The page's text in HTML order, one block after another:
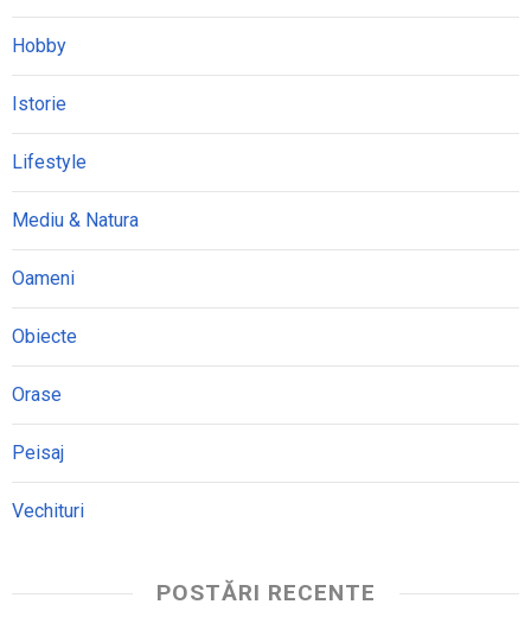
Hobby
Istorie
Lifestyle
Mediu & Natura
Oameni
Obiecte
Orase
Peisaj
Vechituri
POSTĂRI RECENTE